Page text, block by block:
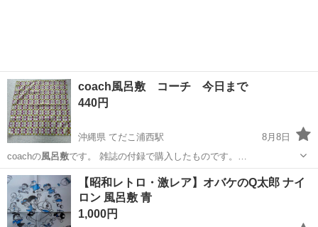
coach風呂敷 コーチ 今日まで
440円
沖縄県 てだこ浦西駅
8月8日
coachの風呂敷です。 雑誌の付録で購入したものです。…
沖縄 中頭郡 てだこ浦西駅 その他
【昭和レトロ・激レア】オバケのQ太郎 ナイ
ロン 風呂敷 青
1,000円